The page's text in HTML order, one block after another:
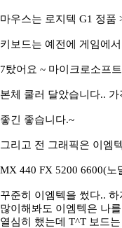
마우스는 로지텍 G1 정품
키보드는 예전에 게임에
7탔어요 ~ 마이크로소프
본체 쿨러 달았습니다..
좋긴 좋습니다.~
그리고 전 그래픽은 이엠
MX 440 FX 5200 6600(노
꾸준히 이엠텍을 썼다..
많이해봐도 이엠텍은 나
열심히 했는데 T^T 보드